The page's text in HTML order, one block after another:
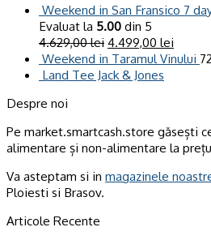
Weekend in San Fransico 7
Evaluat la 5.00 din 5
4.629,00lei 4.499,00 lei
Weekend in Taramul Vinului
Land Tee Jack & Jones
Despre noi
Pe market.smartcash.store găsești
alimentare și non-alimentare la
Va asteptam si in magazinele
Ploiesti si Brasov.
Articole Recente